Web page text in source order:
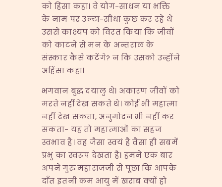
को हिंसा कहा। वे योग-साधन या भक्ति
के नाम पर उल्टा-सीधा कुछ कर रहे थे
उससे काश्यप को विरत किया कि जीवों
को काटने से मन के अन्तराल के
संस्कार कैसे कटेंगे? न कि उसको उन्होंने
अहिंसा कहा।
भगवान बुद्ध दयालु थे। अकारण जीवों को
मरते नहीं देख सकते थे। कोई भी महात्मा
नहीं देख सकता, अनुमोदन भी नहीं कर
सकता- यह तो महात्माओं का सहज
स्वभाव है। वह जैसा स्वयं है वैसा ही सबमें
प्रभु का स्वरूप देखता है। हमने एक बार
अपने गुरु महाराजजी से पूछा कि आपके
दाँत इतनी कम आयु में खराब क्यों हो